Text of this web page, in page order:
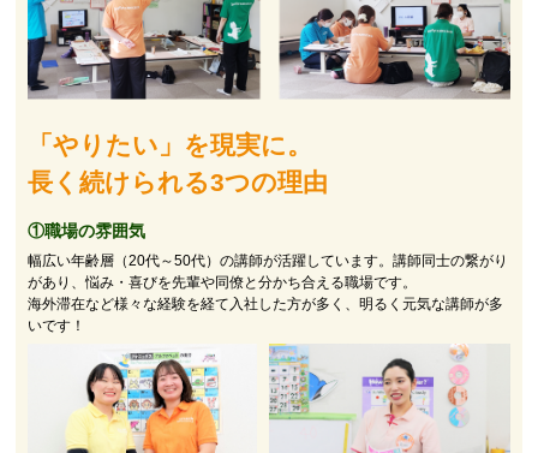
「やりたい」を現実に。
長く続けられる3つの理由
①職場の雰囲気
幅広い年齢層（20代～50代）の講師が活躍しています。講師同士の繋がり
があり、悩み・喜びを先輩や同僚と分かち合える職場です。
海外滞在など様々な経験を経て入社した方が多く、明るく元気な講師が多
いです！